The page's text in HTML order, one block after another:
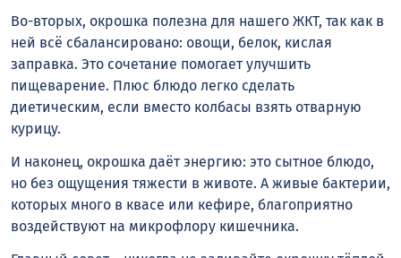
Во-вторых, окрошка полезна для нашего ЖКТ, так как в
ней всё сбалансировано: овощи, белок, кислая
заправка. Это сочетание помогает улучшить
пищеварение. Плюс блюдо легко сделать
диетическим, если вместо колбасы взять отварную
курицу.
И наконец, окрошка даёт энергию: это сытное блюдо,
но без ощущения тяжести в животе. А живые бактерии,
которых много в квасе или кефире, благоприятно
воздействуют на микрофлору кишечника.